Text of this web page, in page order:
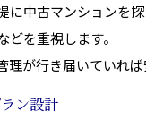
に中古マンションを探
どを重視します。
が行き届いていれば
ン設計